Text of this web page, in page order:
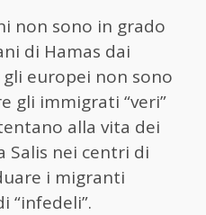
non sono in grado
di Hamas dai
europei non sono
gli immigrati “veri”
alla vita dei
Salis nei centri di
i migranti
“infedeli”.